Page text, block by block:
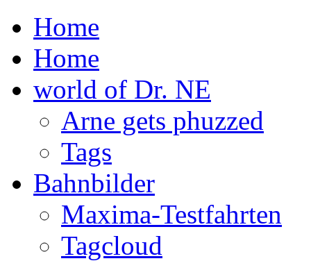
Home
Home
world of Dr. NE
Arne gets phuzzed
Tags
Bahnbilder
Maxima-Testfahrten
Tagcloud